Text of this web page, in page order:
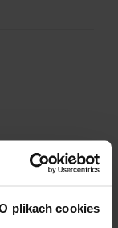
plikach cookies